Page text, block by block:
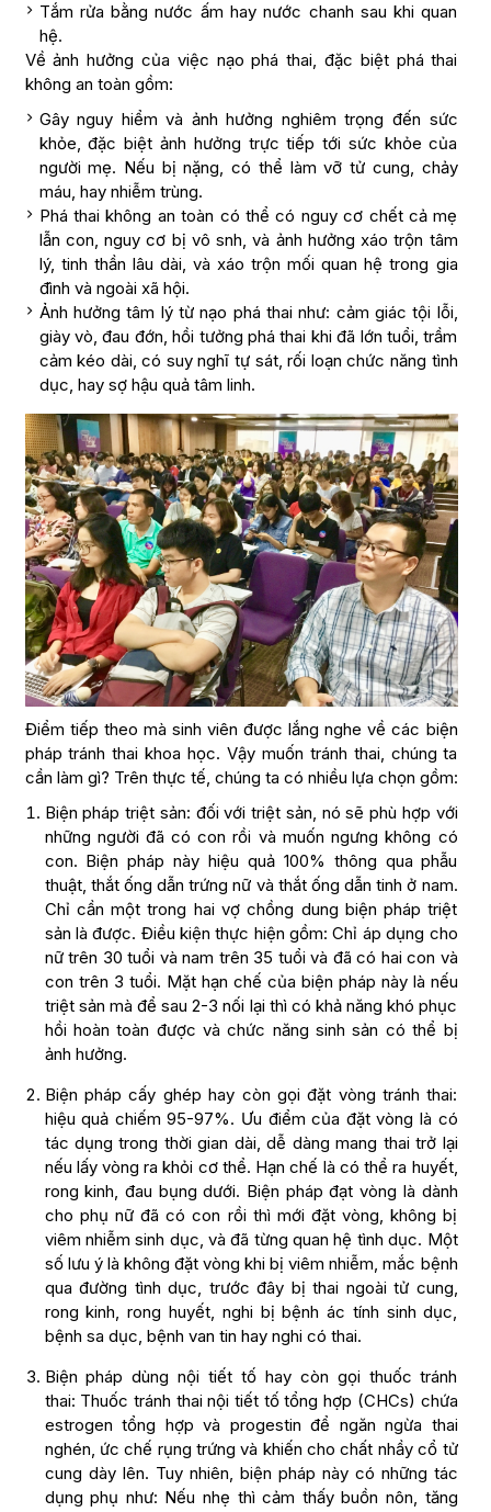
Tắm rửa bằng nước ấm hay nước chanh sau khi quan
hệ.
Về ảnh hưởng của việc nạo phá thai, đặc biệt phá thai
không an toàn gồm:
Gây nguy hiểm và ảnh hưởng nghiêm trọng đến sức
khỏe, đặc biệt ảnh hưởng trực tiếp tới sức khỏe của
người mẹ. Nếu bị nặng, có thể làm vỡ tử cung, chảy
máu, hay nhiễm trùng.
Phá thai không an toàn có thể có nguy cơ chết cả mẹ
lẫn con, nguy cơ bị vô snh, và ảnh hưởng xáo trộn tâm
lý, tinh thần lâu dài, và xáo trộn mối quan hệ trong gia
đình và ngoài xã hội.
Ảnh hưởng tâm lý từ nạo phá thai như: cảm giác tội lỗi,
giày vò, đau đớn, hồi tưởng phá thai khi đã lớn tuổi, trầm
cảm kéo dài, có suy nghĩ tự sát, rối loạn chức năng tình
dục, hay sợ hậu quả tâm linh.
Điểm tiếp theo mà sinh viên được lắng nghe về các biện
pháp tránh thai khoa học. Vậy muốn tránh thai, chúng ta
cần làm gì? Trên thực tế, chúng ta có nhiều lựa chọn gồm:
Biện pháp triệt sản: đối với triệt sản, nó sẽ phù hợp với
những người đã có con rồi và muốn ngưng không có
con. Biện pháp này hiệu quả 100% thông qua phẫu
thuật, thắt ống dẫn trứng nữ và thắt ống dẫn tinh ở nam.
Chỉ cần một trong hai vợ chồng dung biện pháp triệt
sản là được. Điều kiện thực hiện gồm: Chỉ áp dụng cho
nữ trên 30 tuổi và nam trên 35 tuổi và đã có hai con và
con trên 3 tuổi. Mặt hạn chế của biện pháp này là nếu
triệt sản mà để sau 2-3 nối lại thì có khả năng khó phục
hồi hoàn toàn được và chức năng sinh sản có thể bị
ảnh hưởng.
Biện pháp cấy ghép hay còn gọi đặt vòng tránh thai:
hiệu quả chiếm 95-97%. Ưu điểm của đặt vòng là có
tác dụng trong thời gian dài, dễ dàng mang thai trở lại
nếu lấy vòng ra khỏi cơ thể. Hạn chế là có thể ra huyết,
rong kinh, đau bụng dưới. Biện pháp đạt vòng là dành
cho phụ nữ đã có con rồi thì mới đặt vòng, không bị
viêm nhiễm sinh dục, và đã từng quan hệ tình dục. Một
số lưu ý là không đặt vòng khi bị viêm nhiễm, mắc bệnh
qua đường tình dục, trước đây bị thai ngoài tử cung,
rong kinh, rong huyết, nghi bị bệnh ác tính sinh dục,
bệnh sa dục, bệnh van tin hay nghi có thai.
Biện pháp dùng nội tiết tố hay còn gọi thuốc tránh
thai: Thuốc tránh thai nội tiết tố tổng hợp (CHCs) chứa
estrogen tổng hợp và progestin để ngăn ngừa thai
nghén, ức chế rụng trứng và khiến cho chất nhầy cổ tử
cung dày lên. Tuy nhiên, biện pháp này có những tác
dụng phụ như: Nếu nhẹ thì cảm thấy buồn nôn, tăng